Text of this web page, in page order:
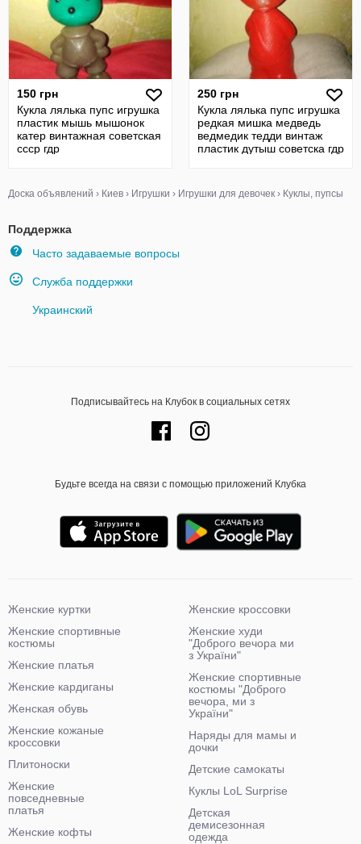
150 грн
Кукла лялька пупс игрушка
пластик мышь мышонок
катер винтажная советская
ссср гдр
250 грн
Кукла лялька пупс игрушка
редкая мишка медведь
ведмедик тедди винтаж
пластик дутыш советска гдр
Доска объявлений › Киев › Игрушки › Игрушки для девочек › Куклы, пупсы
Поддержка
Часто задаваемые вопросы
Служба поддержки
Украинский
Подписывайтесь на Клубок в социальных сетях
Будьте всегда на связи с помощью приложений Клубка
Женские куртки
Женские спортивные
костюмы
Женские платья
Женские кардиганы
Женская обувь
Женские кожаные
кроссовки
Плитоноски
Женские
повседневные
платья
Женские кофты
Женские кроссовки
Женские худи
"Доброго вечора ми
з України"
Женские спортивные
костюмы "Доброго
вечора, ми з
України"
Наряды для мамы и
дочки
Детские самокаты
Куклы LoL Surprise
Детская
демисезонная
одежда